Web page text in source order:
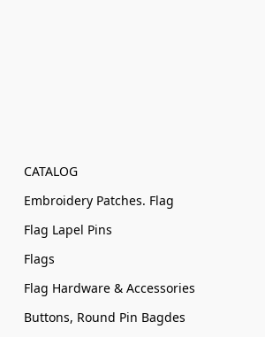
CATALOG
Embroidery Patches. Flag
Flag Lapel Pins
Flags
Flag Hardware & Accessories
Buttons, Round Pin Bagdes